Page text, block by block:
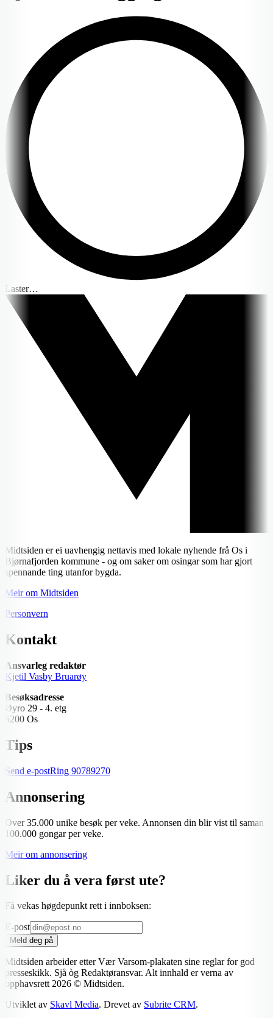
Laster…
Midtsiden er ei uavhengig nettavis med lokale nyhende frå Os i
Bjørnafjorden kommune - og om saker om osingar som har gjort
spennande ting utanfor bygda.
Meir om Midtsiden
Personvern
Kontakt
Ansvarleg redaktør
Kjetil Vasby Bruarøy
Besøksadresse
Øyro 29 - 4. etg
5200 Os
Tips
Send e-postRing 90789270
Annonsering
Over 35.000 unike besøk per veke. Annonsen din blir vist til saman
100.000 gongar per veke.
Meir om annonsering
Liker du å vera først ute?
Få vekas høgdepunkt rett i innboksen:
E-post
Meld deg på
Midtsiden arbeider etter Vær Varsom-plakaten sine reglar for god
presseskikk. Sjå òg Redaktøransvar. Alt innhald er verna av
opphavsrett2026 © Midtsiden.
Utviklet av Skavl Media. Drevet av Subrite CRM.